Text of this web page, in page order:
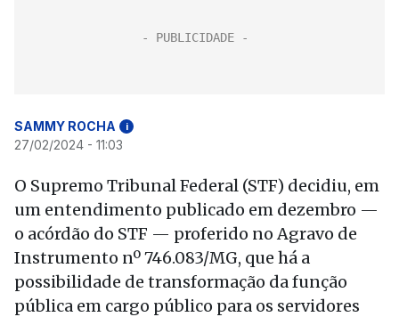
SAMMY ROCHA i
27/02/2024 - 11:03
O Supremo Tribunal Federal (STF) decidiu, em
um entendimento publicado em dezembro —
o acórdão do STF — proferido no Agravo de
Instrumento nº 746.083/MG, que há a
possibilidade de transformação da função
pública em cargo público para os servidores